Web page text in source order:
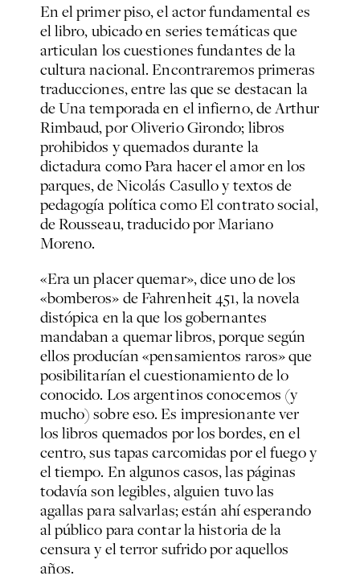
En el primer piso, el actor fundamental es
el libro, ubicado en series temáticas que
articulan los cuestiones fundantes de la
cultura nacional. Encontraremos primeras
traducciones, entre las que se destacan la
de Una temporada en el infierno, de Arthur
Rimbaud, por Oliverio Girondo; libros
prohibidos y quemados durante la
dictadura como Para hacer el amor en los
parques, de Nicolás Casullo y textos de
pedagogía política como El contrato social,
de Rousseau, traducido por Mariano
Moreno.
«Era un placer quemar», dice uno de los
«bomberos» de Fahrenheit 451, la novela
distópica en la que los gobernantes
mandaban a quemar libros, porque según
ellos producían «pensamientos raros» que
posibilitarían el cuestionamiento de lo
conocido. Los argentinos conocemos (y
mucho) sobre eso. Es impresionante ver
los libros quemados por los bordes, en el
centro, sus tapas carcomidas por el fuego y
el tiempo. En algunos casos, las páginas
todavía son legibles, alguien tuvo las
agallas para salvarlas; están ahí esperando
al público para contar la historia de la
censura y el terror sufrido por aquellos
años.